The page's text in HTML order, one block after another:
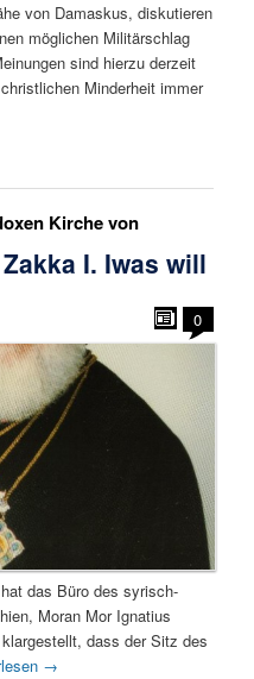
von Damaskus, diskutieren
möglichen Militärschlag
sind hierzu derzeit
Minderheit immer
Kirche von
I. Iwas will
0
das Büro des syrisch-
Moran Mor Ignatius
dass der Sitz des
→